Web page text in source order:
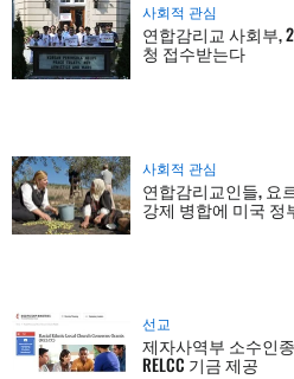
사회적 관심
연합감리교 사회부,
청 접수받는다
사회적 관심
연합감리교인들, 요
강제 병합에 미국 정
선교
제자사역부 소수인
RELCC 기금 제공